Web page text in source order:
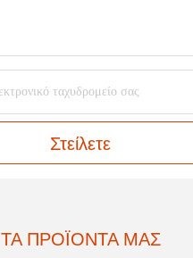
Στείλετε
ΤΑ ΠΡΟΪΌΝΤΑ ΜΑΣ